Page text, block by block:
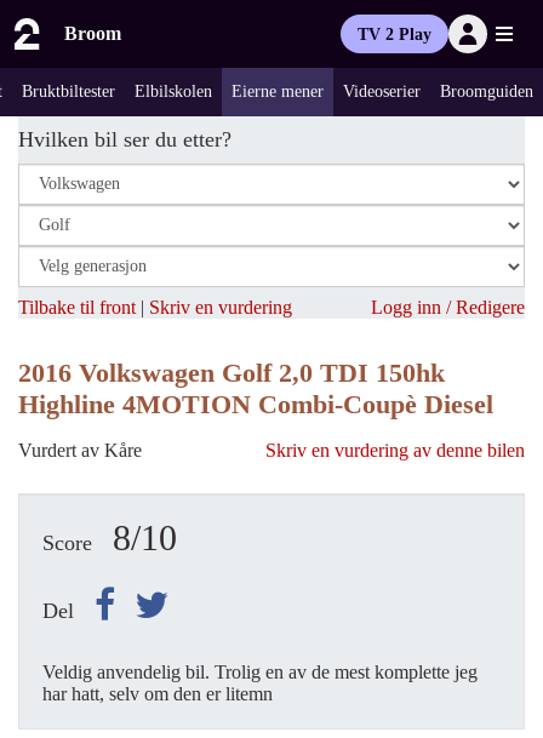
Broom TV 2 Play
Bruktbiltester Elbilskolen Eierne mener Videoserier Broomguiden
Hvilken bil ser du etter?
Tilbake til front | Skriv en vurdering Logg inn / Redigere
2016 Volkswagen Golf 2,0 TDI 150hk
Highline 4MOTION Combi-Coupè Diesel
Vurdert av Kåre Skriv en vurdering av denne bilen
Score 8/10
Del
Veldig anvendelig bil. Trolig en av de mest komplette jeg
har hatt, selv om den er litemn